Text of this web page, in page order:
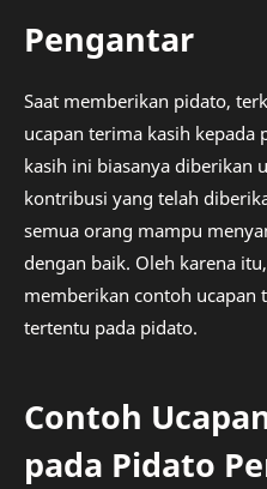
Pengantar
Saat memberikan pidato,
ucapan terima kasih kepada
kasih ini biasanya diberikan
kontribusi yang telah
semua orang mampu
dengan baik. Oleh karena
memberikan contoh ucapan
tertentu pada pidato.
Contoh
pada Pidato